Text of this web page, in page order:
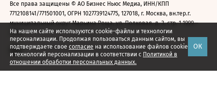
На нашем сайте используются cookie-файлы и технологии
персонализации. Продолжая пользоваться данным сайтом, вы
подтверждаете свое согласие на использование файлов cookie
и технологий персонализации в соответствии с Политикой в
отношении обработки персональных данных.
ОК
Все права защищены © АО Бизнес Ньюс Медиа, ИНН/КПП
7712108141/771501001, ОГРН 1027739124775, 127018, г. Москва, вн.тер.г.
муниципальный округ Марьина Роща, ул. Полковая, д. 3, стр. 1 1999—
2026